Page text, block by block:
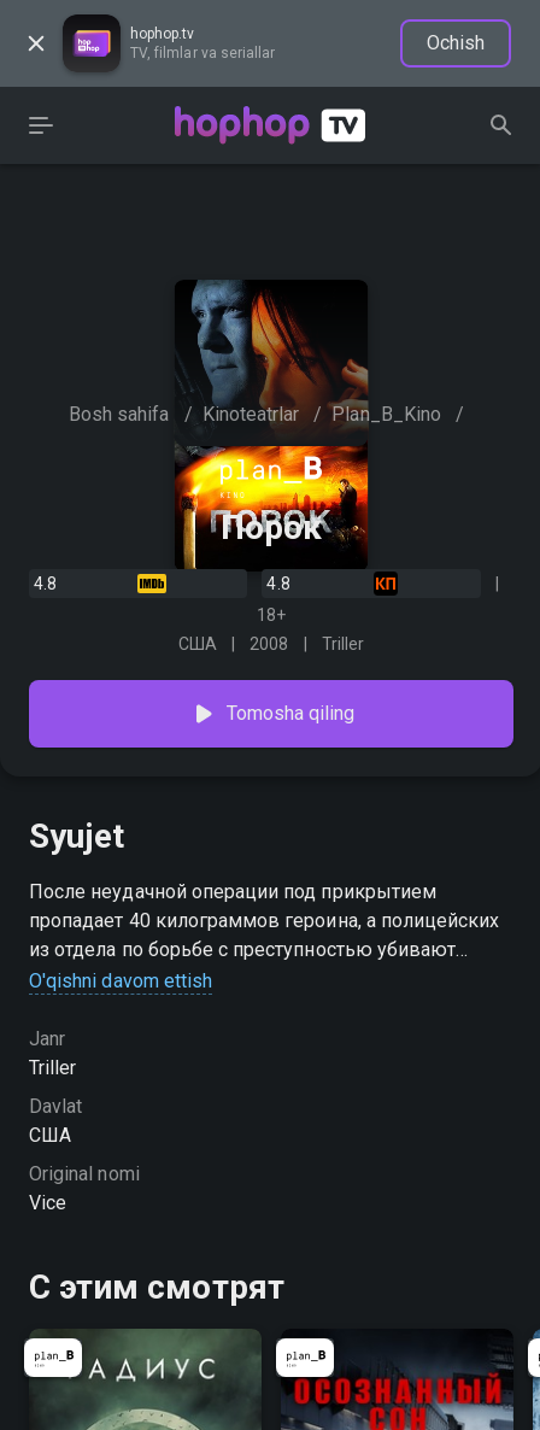
hophop.tv
TV, filmlar va seriallar
Ochish
Bosh sahifa / Kinoteatrlar / Plan_B_Kino /
Порок
4.8
4.8
18+
США
2008 Triller
Tomosha qiling
Syujet
После неудачной операции под прикрытием
пропадает 40 килограммов героина, а полицейских
из отдела по борьбе с преступностью убивают
одного за другим. Пока доверие между ними
своими собственными демонами.
O'qishni davom ettish
Janr
Triller
Davlat
США
Original nomi
Vice
С этим смотрят